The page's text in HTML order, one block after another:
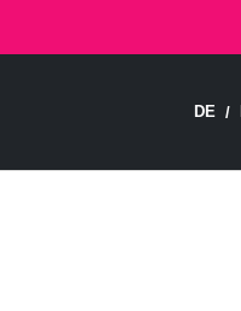
DE /